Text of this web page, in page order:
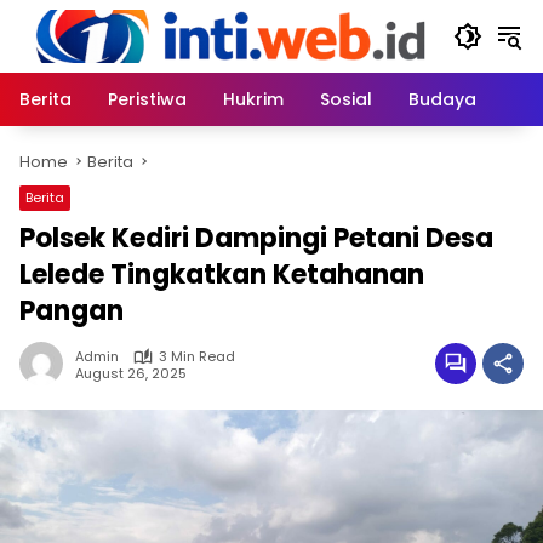
content
Berita
Peristiwa Hukrim Sosial Budaya
Home Berita
Berita
Polsek Kediri Dampingi Petani Desa
Lelede Tingkatkan Ketahanan
Pangan
Admin
3 Min Read
August 26, 2025